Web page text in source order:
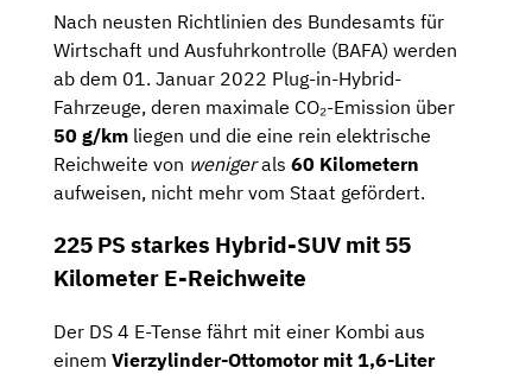
Nach neusten Richtlinien des Bundesamts für
Wirtschaft und Ausfuhrkontrolle (BAFA) werden
ab dem 01. Januar 2022 Plug-in-Hybrid-
Fahrzeuge, deren maximale CO₂-Emission über
50 g/km liegen und die eine rein elektrische
Reichweite von wenigerals 60 Kilometern
aufweisen, nicht mehr vom Staat gefördert.
225 PS starkes Hybrid-SUV mit 55
Kilometer E-Reichweite
Der DS 4 E-Tense fährt mit einer Kombi aus
einem Vierzylinder-Ottomotor mit 1,6-Liter